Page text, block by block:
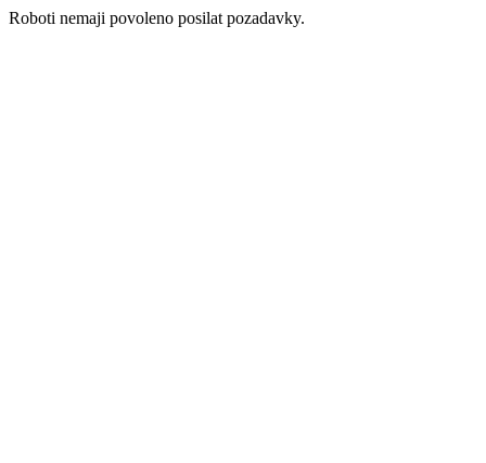
Roboti nemaji povoleno posilat pozadavky.